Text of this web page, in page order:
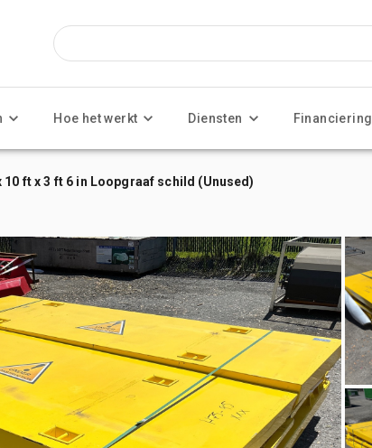
Hoe het werkt Diensten Financiering
10 ft x 3 ft 6 in Loopgraaf schild (Unused)